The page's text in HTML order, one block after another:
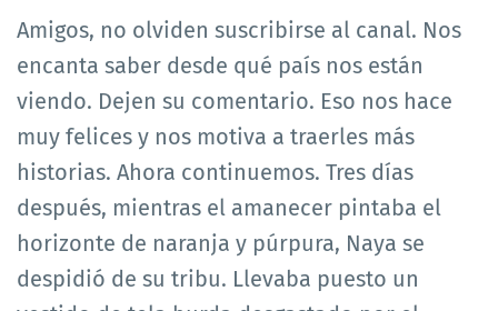
Amigos, no olviden suscribirse al canal. Nos
encanta saber desde qué país nos están
viendo. Dejen su comentario. Eso nos hace
muy felices y nos motiva a traerles más
historias. Ahora continuemos. Tres días
después, mientras el amanecer pintaba el
horizonte de naranja y púrpura, Naya se
despidió de su tribu. Llevaba puesto un